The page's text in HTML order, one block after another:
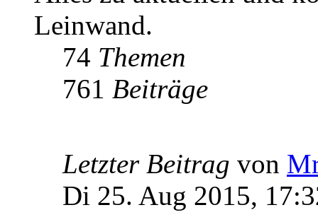
Leinwand.
74 Themen
761 Beiträge
Letzter Beitrag von
Di 25. Aug 2015,